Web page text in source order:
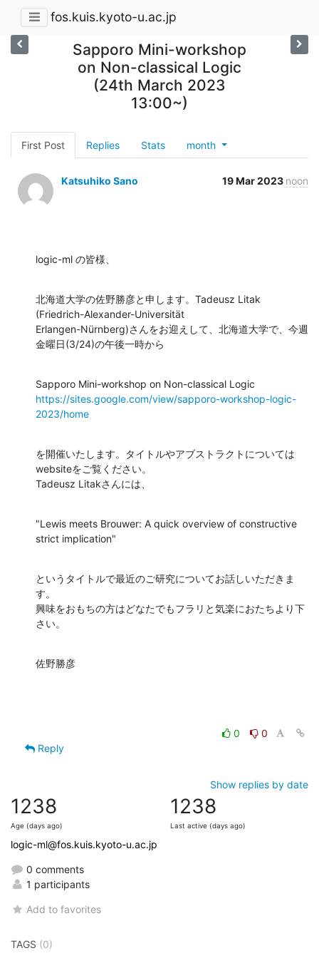
fos.kuis.kyoto-u.ac.jp
Sapporo Mini-workshop
on Non-classical Logic
(24th March 2023
13:00~)
First Post Replies Stats month
Katsuhiko Sano 19 Mar 2023 noon
logic-ml の皆様、
北海道大学の佐野勝彦と申します。Tadeusz Litak
(Friedrich-Alexander-Universität
Erlangen-Nürnberg)さんをお迎えして、北海道大学で、今週
金曜日(3/24)の午後一時から
https://sites.google.com/view/sapporo-workshop-logic-
2023/home
を開催いたします。タイトルやアブストラクトについては
websiteをご覧ください。
Tadeusz Litakさんには、
"Lewis meets Brouwer: A quick overview of constructive
strict implication"
というタイトルで最近のご研究についてお話しいただきま
す。
興味をおもちの方はどなたでもフラリと気楽におたちより下
さい。
佐野勝彦
0
0
Reply
Show replies by date
1238
Age (days ago)
1238
Last active (days ago)
logic-ml@fos.kuis.kyoto-u.ac.jp
0 comments
1 participants
Add to favorites
TAGS (0)